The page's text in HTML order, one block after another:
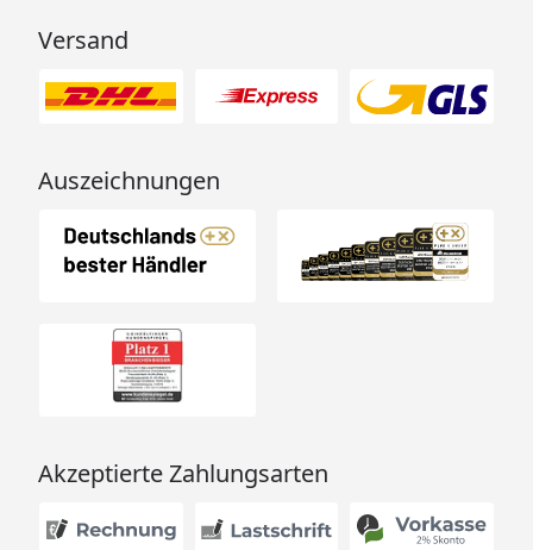
Versand
Auszeichnungen
Akzeptierte Zahlungsarten